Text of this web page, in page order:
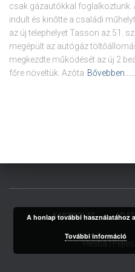
csak gázautókkal
indult és kinőtte a családi
az új telephelyet Tasson az 51.
megépült az autógáz
megkezdte működését az új 2
főre növeltük. Azóta Bővebben……
KAPCSOLAT
Hestia |
A honlap további használatához
További információ